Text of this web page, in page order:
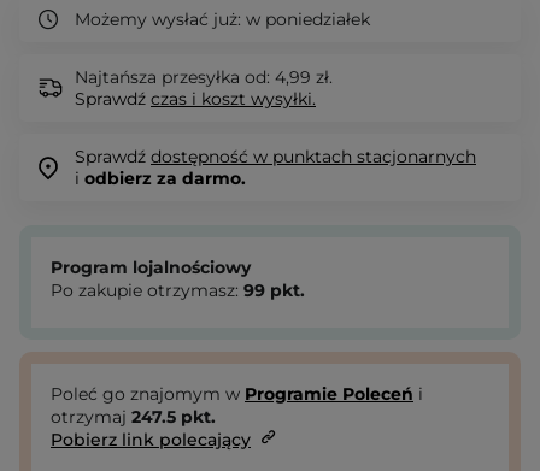
Możemy wysłać już: w poniedziałek
Najtańsza przesyłka od: 4,99 zł.
Sprawdź czas i koszt wysyłki.
Sprawdź dostępność w punktach stacjonarnych
i odbierz za darmo.
Program lojalnościowy
Po zakupie otrzymasz: 99 pkt.
Poleć go znajomym w Programie Poleceń i
otrzymaj 247.5 pkt.
Pobierz link polecający